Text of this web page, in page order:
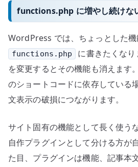
functions.php に増やし続けな
WordPress では、ちょっとした機
functions.php
に書きたくな
を変更するとその機能も消えます
のショートコードに依存している
文表示の破損につながります。
サイト固有の機能として長く使う
自作プラグインとして分ける方が
た目、プラグインは機能、記事本